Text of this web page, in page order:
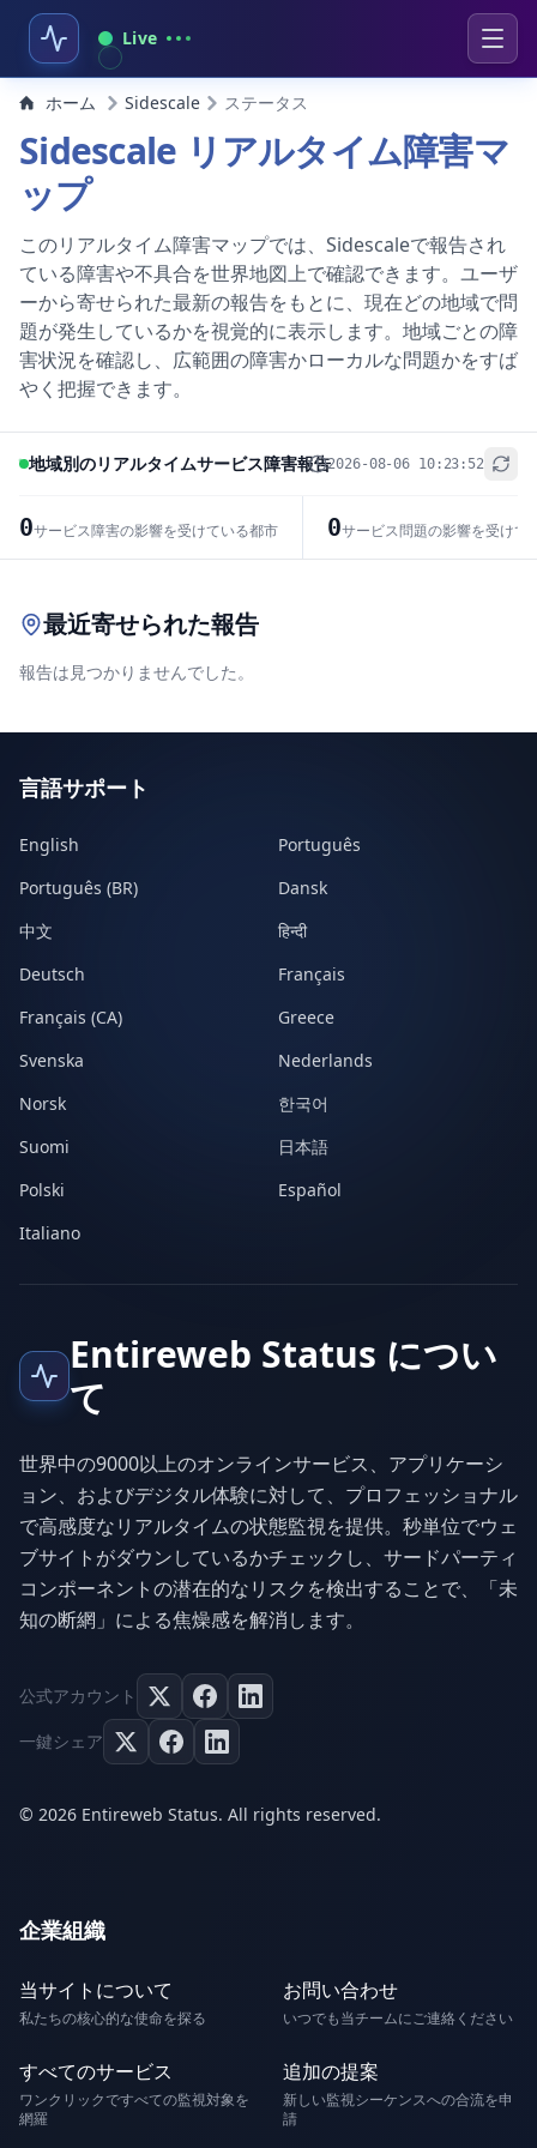
Live
ホーム Sidescale ステータス
Sidescale リアルタイム障害マ
ップ
このリアルタイム障害マップでは、Sidescaleで報告され
ている障害や不具合を世界地図上で確認できます。ユーザ
ーから寄せられた最新の報告をもとに、現在どの地域で問
題が発生しているかを視覚的に表示します。地域ごとの障
害状況を確認し、広範囲の障害かローカルな問題かをすば
やく把握できます。
地域別のリアルタイムサービス障害報告2026-08-06 10:23:52
0サービス障害の影響を受けている都市 0サービス問題の影響を受けて
+
最近寄せられた報告
報告は見つかりませんでした。
言語サポート
English
Português
Português (BR)
Dansk
中文
हिन्दी
Deutsch
Français
Français (CA)
Greece
Svenska
Nederlands
Norsk
한국어
Suomi
日本語
Polski
Español
Italiano
Entireweb Status につい
て
世界中の9000以上のオンラインサービス、アプリケーシ
ョン、およびデジタル体験に対して、プロフェッショナル
で高感度なリアルタイムの状態監視を提供。秒単位でウェ
ブサイトがダウンしているかチェックし、サードパーティ
コンポーネントの潜在的なリスクを検出することで、「未
知の断網」による焦燥感を解消します。
公式アカウント
一鍵シェア
© 2026 Entireweb Status. All rights reserved.
企業組織
当サイトについて
私たちの核心的な使命を探る
お問い合わせ
いつでも当チームにご連絡ください
すべてのサービス
ワンクリックですべての監視対象を
網羅
追加の提案
新しい監視シーケンスへの合流を申
請